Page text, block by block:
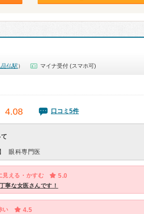
品仏駅 ） マイナ受付 (スマホ可)
4.08 口コミ5件
眼科専門医
見える・かすむ 5.0
寧な女医さんです！
い 4.5